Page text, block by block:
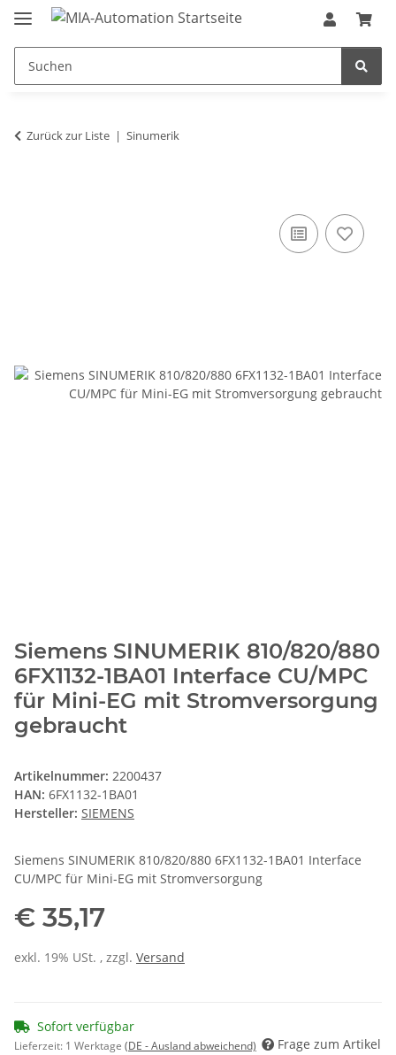
Zurück zur Liste Sinumerik
Siemens SINUMERIK 810/820/880
6FX1132-1BA01 Interface CU/MPC
für Mini-EG mit Stromversorgung
gebraucht
Artikelnummer: 2200437
HAN: 6FX1132-1BA01
Hersteller: SIEMENS
Siemens SINUMERIK 810/820/880 6FX1132-1BA01 Interface
CU/MPC für Mini-EG mit Stromversorgung
€ 35,17
exkl. 19% USt. , zzgl. Versand
Sofort verfügbar
Lieferzeit: 1 Werktage (DE - Ausland abweichend) Frage zum Artikel